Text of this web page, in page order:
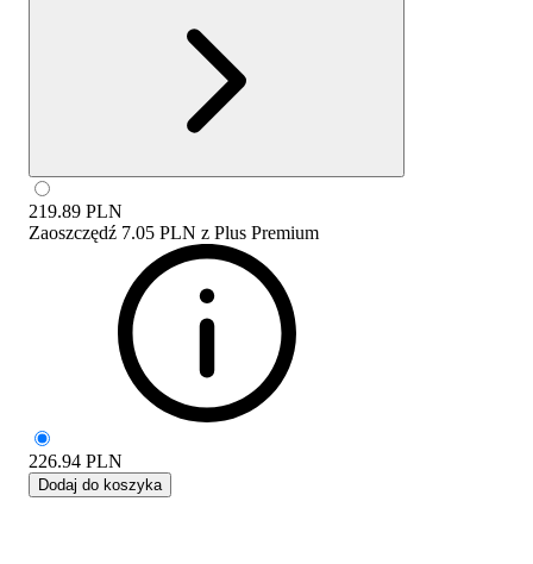
219.89 PLN
Zaoszczędź 7.05 PLN z Plus Premium
226.94 PLN
Dodaj do koszyka